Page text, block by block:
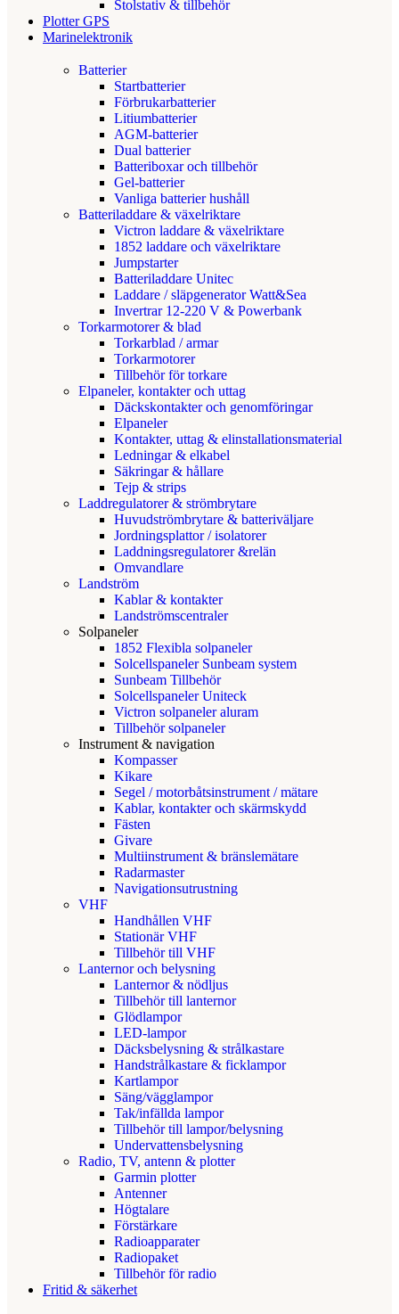
Stolstativ & tillbehör
Plotter GPS
Marinelektronik
Batterier
Startbatterier
Förbrukarbatterier
Litiumbatterier
AGM-batterier
Dual batterier
Batteriboxar och tillbehör
Gel-batterier
Vanliga batterier hushåll
Batteriladdare & växelriktare
Victron laddare & växelriktare
1852 laddare och växelriktare
Jumpstarter
Batteriladdare Unitec
Laddare / släpgenerator Watt&Sea
Invertrar 12-220 V & Powerbank
Torkarmotorer & blad
Torkarblad / armar
Torkarmotorer
Tillbehör för torkare
Elpaneler, kontakter och uttag
Däckskontakter och genomföringar
Elpaneler
Kontakter, uttag & elinstallationsmaterial
Ledningar & elkabel
Säkringar & hållare
Tejp & strips
Laddregulatorer & strömbrytare
Huvudströmbrytare & batteriväljare
Jordningsplattor / isolatorer
Laddningsregulatorer &relän
Omvandlare
Landström
Kablar & kontakter
Landströmscentraler
Solpaneler
1852 Flexibla solpaneler
Solcellspaneler Sunbeam system
Sunbeam Tillbehör
Solcellspaneler Uniteck
Victron solpaneler aluram
Tillbehör solpaneler
Instrument & navigation
Kompasser
Kikare
Segel / motorbåtsinstrument / mätare
Kablar, kontakter och skärmskydd
Fästen
Givare
Multiinstrument & bränslemätare
Radarmaster
Navigationsutrustning
VHF
Handhållen VHF
Stationär VHF
Tillbehör till VHF
Lanternor och belysning
Lanternor & nödljus
Tillbehör till lanternor
Glödlampor
LED-lampor
Däcksbelysning & strålkastare
Handstrålkastare & ficklampor
Kartlampor
Säng/vägglampor
Tak/infällda lampor
Tillbehör till lampor/belysning
Undervattensbelysning
Radio, TV, antenn & plotter
Garmin plotter
Antenner
Högtalare
Förstärkare
Radioapparater
Radiopaket
Tillbehör för radio
Fritid & säkerhet